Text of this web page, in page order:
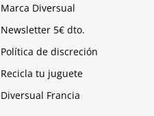
Marca Diversual
Newsletter 5€ dto.
Política de discreción
Recicla tu juguete
Diversual Francia